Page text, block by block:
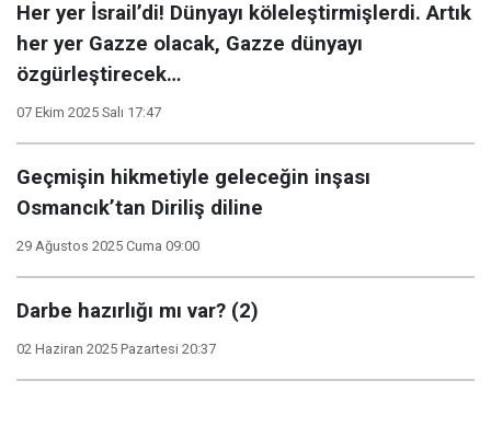
Her yer İsrail’di! Dünyayı köleleştirmişlerdi. Artık
her yer Gazze olacak, Gazze dünyayı
özgürleştirecek…
07 Ekim 2025 Salı 17:47
Geçmişin hikmetiyle geleceğin inşası
Osmancık’tan Diriliş diline
29 Ağustos 2025 Cuma 09:00
Darbe hazırlığı mı var? (2)
02 Haziran 2025 Pazartesi 20:37